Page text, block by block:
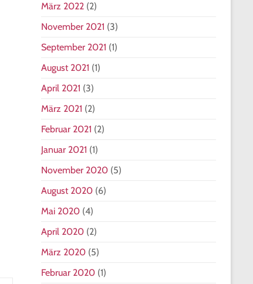
März 2022(2)
November 2021 (3)
September 2021 (1)
August 2021 (1)
April 2021 (3)
März 2021 (2)
Februar 2021 (2)
Januar 2021 (1)
November 2020(5)
August 2020(6)
Mai 2020(4)
April 2020(2)
März 2020(5)
Februar 2020(1)